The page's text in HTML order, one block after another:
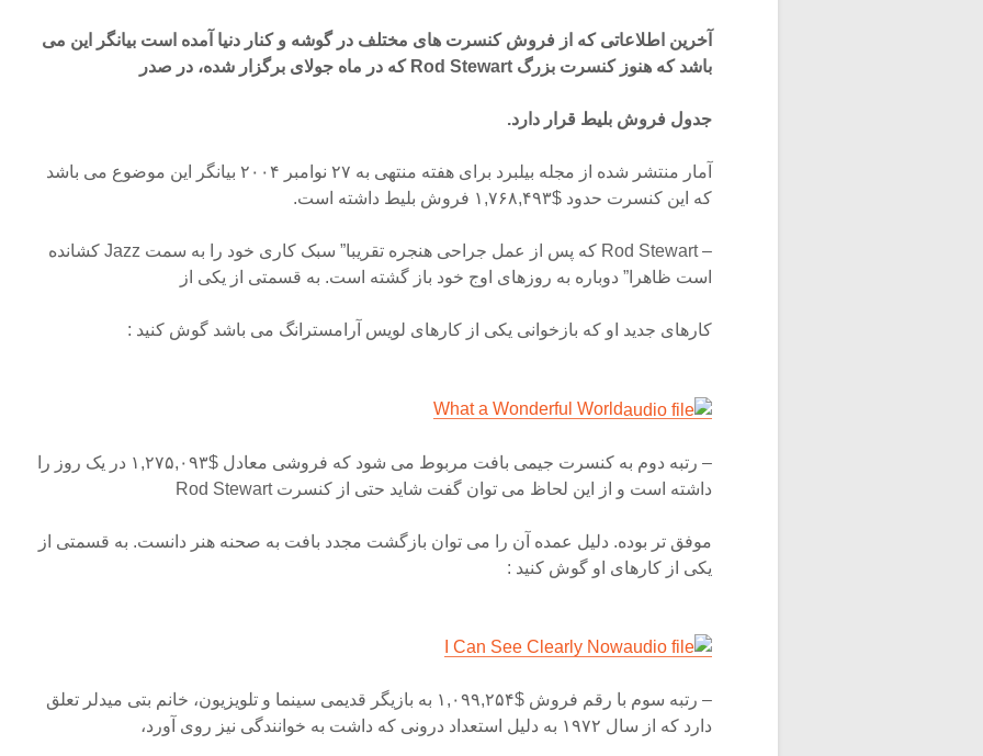
آخرین اطلاعاتی که از فروش کنسرت های مختلف در گوشه و کنار دنیا آمده است بیانگر این می
باشد که هنوز کنسرت بزرگ Rod Stewart که در ماه جولای برگزار شده، در صدر
جدول فروش بلیط قرار دارد.
آمار منتشر شده از مجله بیلبرد برای هفته منتهی به ۲۷ نوامبر ۲۰۰۴ بیانگر این موضوع می باشد
که این کنسرت حدود $۱,۷۶۸,۴۹۳ فروش بلیط داشته است.
– Rod Stewart که پس از عمل جراحی هنجره تقریبا” سبک کاری خود را به سمت Jazz کشانده
است ظاهرا” دوباره به روزهای اوج خود باز گشته است. به قسمتی از یکی از
کارهای جدید او که بازخوانی یکی از کارهای لویس آرامسترانگ می باشد گوش کنید :
What a Wonderful World
– رتبه دوم به کنسرت جیمی بافت مربوط می شود که فروشی معادل $۱,۲۷۵,۰۹۳ در یک روز را
داشته است و از این لحاظ می توان گفت شاید حتی از کنسرت Rod Stewart
موفق تر بوده. دلیل عمده آن را می توان بازگشت مجدد بافت به صحنه هنر دانست. به قسمتی از
یکی از کارهای او گوش کنید :
I Can See Clearly Now
– رتبه سوم با رقم فروش $۱,۰۹۹,۲۵۴ به بازیگر قدیمی سینما و تلویزیون، خانم بتی میدلر تعلق
دارد که از سال ۱۹۷۲ به دلیل استعداد درونی که داشت به خوانندگی نیز روی آورد،